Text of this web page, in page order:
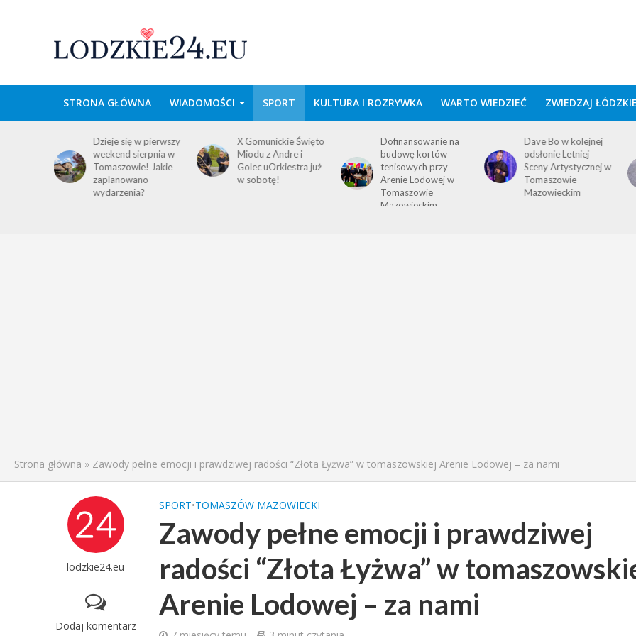
STRONA GŁÓWNA WIADOMOŚCI SPORT KULTURA I ROZRYWKA WARTO WIEDZIEĆ ZWIEDZAJ
Dzieje się w pierwszy
weekend sierpnia w
Tomaszowie! Jakie
zaplanowano
wydarzenia?
X Gomunickie Święto
Miodu z Andre i
Golec uOrkiestra już
w sobotę!
Dofinansowanie na
budowę kortów
tenisowych przy
Arenie Lodowej w
Tomaszowie
Mazowieckim
Dave Bo w kolejnej
odsłonie Letniej
Sceny Artystycznej w
Tomaszowie
Mazowieckim
Strona główna » Zawody pełne emocji i prawdziwej radości “Złota Łyżwa” w tomaszowskiej Arenie Lodowej – za nami
lodzkie24.eu
Dodaj komentarz
SPORT•TOMASZÓW MAZOWIECKI
Zawody pełne emocji i prawdziwej
radości “Złota Łyżwa” w
Arenie Lodowej – za nami